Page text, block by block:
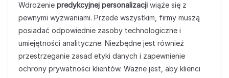
Wdrożenie predykcyjnej personalizacji wiąże się z
pewnymi wyzwaniami. Przede wszystkim, firmy muszą
posiadać odpowiednie zasoby technologiczne i
umiejętności analityczne. Niezbędne jest również
przestrzeganie zasad etyki danych i zapewnienie
ochrony prywatności klientów. Ważne jest, aby klienci